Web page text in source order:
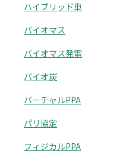
ハイブリッド車
バイオマス
バイオマス発電
バイオ炭
バーチャルPPA
パリ協定
フィジカルPPA